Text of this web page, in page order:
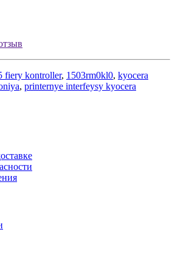
fiery kontroller, 1503rm0kl0, kyocera
, printernye interfeysy kyocera